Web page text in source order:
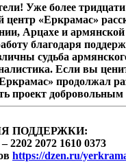
Уже более тридцати
«Еркрамас»
Арцахе и
благодаря
судьба
Если вы
продолжал
проект добровольным
ПОДДЕРЖКИ:
2202 2072 1610 0373
https://dzen.ru/